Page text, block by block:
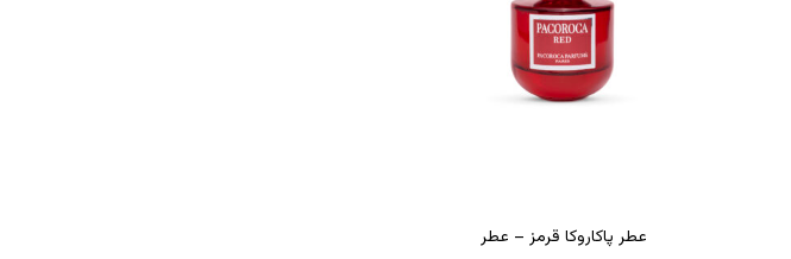
عطر پاکاروکا قرمز – عطر